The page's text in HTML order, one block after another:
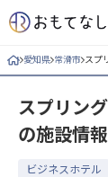
ログイン
求人・施
愛知県 常滑市 スプ
スプリン
の施設情報
ビジネスホテル